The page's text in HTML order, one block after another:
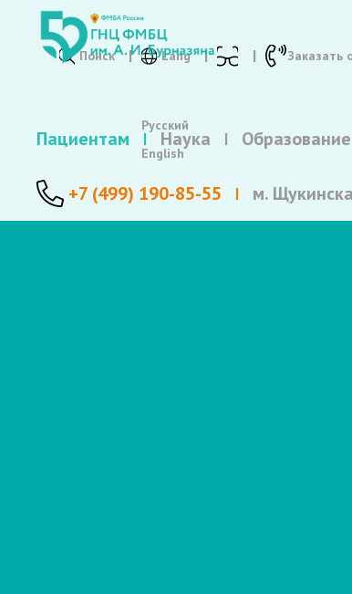
Поиск Lang
Русский
English
Заказать
Пациентам Наука Образование
+7 (499) 190-85-55 м.